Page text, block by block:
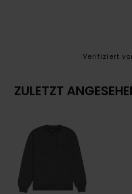
Verifiziert
ZULETZT